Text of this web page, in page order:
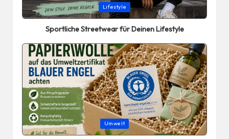
Posted
in
Lifestyle
Sportliche Streetwear für Deinen Lifestyle
Posted
in
Umwelt